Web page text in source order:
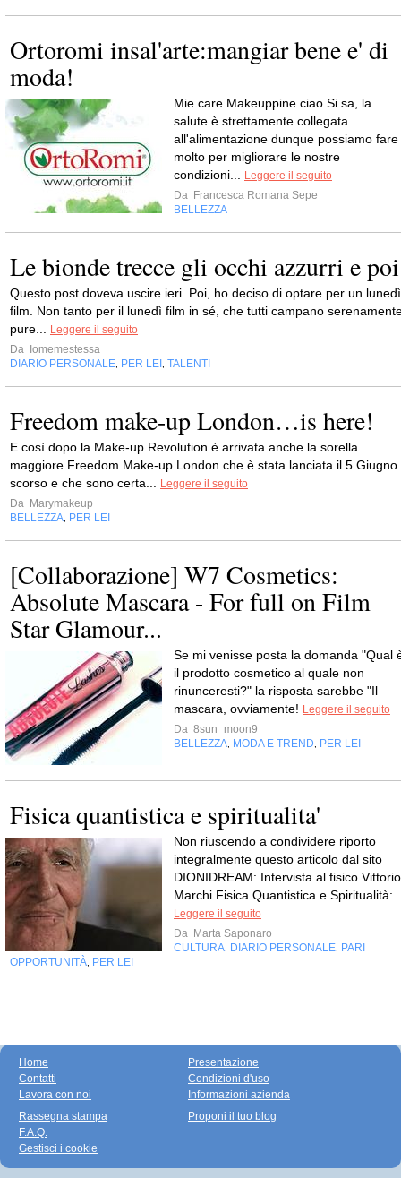
Ortoromi insal'arte:mangiar bene e' di
moda!
Mie care Makeuppine ciao Si sa, la
salute è strettamente collegata
all'alimentazione dunque possiamo fare
molto per migliorare le nostre
condizioni...
Leggere il seguito
Da Francesca Romana Sepe
BELLEZZA
Le bionde trecce gli occhi azzurri e poi
Questo post doveva uscire ieri. Poi, ho deciso di optare per un lunedì
film. Non tanto per il lunedì film in sé, che tutti campano
pure...
Leggere il seguito
Da
Iomemestessa
DIARIO PERSONALE PER LEI TALENTI
Freedom make-up London…is here!
E così dopo la Make-up Revolution è arrivata anche la sorella
maggiore Freedom Make-up London che è stata lanciata il 5 Giugno
scorso e che sono certa...
Leggere il seguito
Da Marymakeup
BELLEZZA PER LEI
[Collaborazione] W7 Cosmetics:
Absolute Mascara - For full on Film
Star Glamour...
Se mi venisse posta la domanda "Qual
il prodotto cosmetico al quale non
rinunceresti?" la risposta sarebbe "Il
mascara, ovviamente! Leggere il seguito
Da 8sun_moon9
BELLEZZA MODA E TREND PER LEI
Fisica quantistica e spiritualita'
Non riuscendo a condividere riporto
integralmente questo articolo dal sito
DIONIDREAM: Intervista al fisico Vittorio
Marchi Fisica Quantistica e
Leggere il seguito
Da Marta Saponaro
CULTURA DIARIO PERSONALE PARI
OPPORTUNITÀ PER LEI
Home
Contatti
Lavora con noi
Presentazione
Condizioni d'uso
Informazioni azienda
Rassegna stampa
F.A.Q.
Gestisci i cookie
Proponi il tuo blog